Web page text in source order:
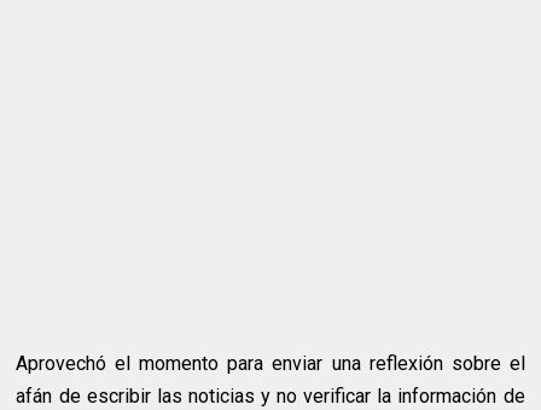
Aprovechó el momento para enviar una reflexión sobre el
afán de escribir las noticias y no verificar la información de